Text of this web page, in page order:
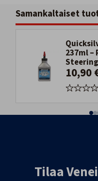
Samankaltaiset
237ml –
10,90
Tilaa